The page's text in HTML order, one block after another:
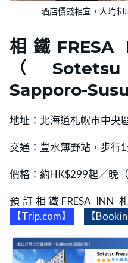
酒店價錢相宜，人均
相鐵
（
Sapporo-
地址：北海道札幌市中央
交通：豊水薄野站，步行
價格：約HK$299起／晚
預訂相鐵FRESA INN
【Trip.com】
【